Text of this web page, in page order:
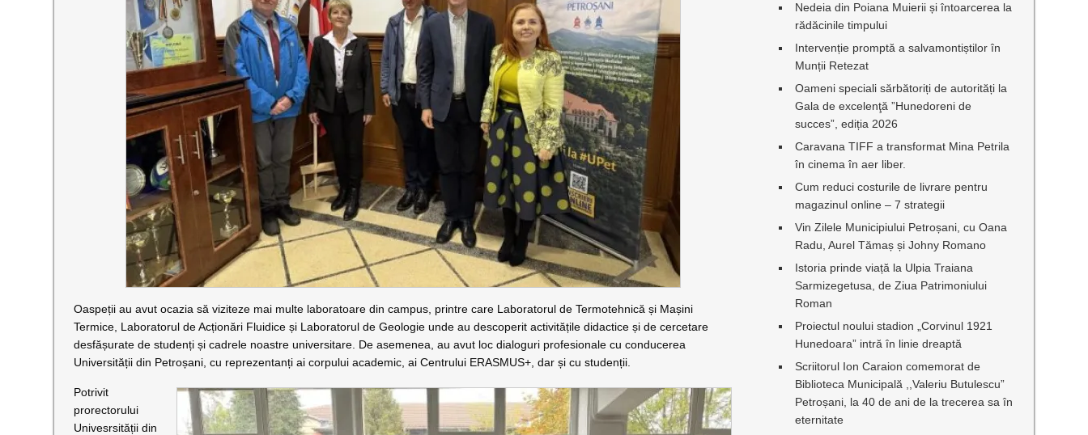
Oaspeții au avut ocazia să viziteze mai multe laboratoare din campus, printre care Laboratorul de Termotehnică și Mașini
Termice, Laboratorul de Acționări Fluidice și Laboratorul de Geologie unde au descoperit activitățile didactice și de cercetare
desfășurate de studenți și cadrele noastre universitare. De asemenea, au avut loc dialoguri profesionale cu conducerea
Universității din Petroșani, cu reprezentanți ai corpului academic, ai Centrului ERASMUS+, dar și cu studenții.
Potrivit
prorectorului
Univesrsității din
Nedeia din Poiana Muierii și întoarcerea la
rădăcinile timpului
Intervenție promptă a salvamontiștilor în
Munții Retezat
Oameni speciali sărbătoriți de autorități la
Gala de excelenţă ”Hunedoreni de
succes”, ediția 2026
Caravana TIFF a transformat Mina Petrila
în cinema în aer liber.
Cum reduci costurile de livrare pentru
magazinul online – 7 strategii
Vin Zilele Municipiului Petroșani, cu Oana
Radu, Aurel Tămaș și Johny Romano
Istoria prinde viață la Ulpia Traiana
Sarmizegetusa, de Ziua Patrimoniului
Roman
Proiectul noului stadion „Corvinul 1921
Hunedoara” intră în linie dreaptă
Scriitorul Ion Caraion comemorat de
Biblioteca Municipală ,,Valeriu Butulescu”
Petroșani, la 40 de ani de la trecerea sa în
eternitate